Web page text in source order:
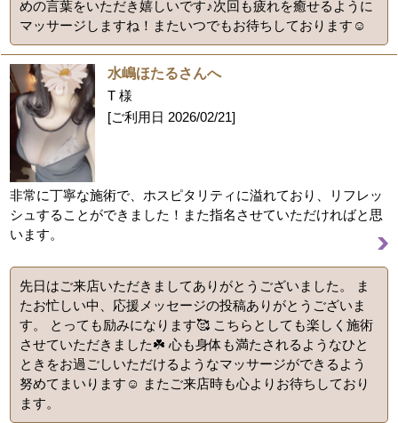
めの言葉をいただき嬉しいです♪次回も疲れを癒せるように
マッサージしますね！またいつでもお待ちしております☺️
水嶋ほたるさんへ
T 様
[ご利用日 2026/02/21]
非常に丁寧な施術で、ホスピタリティに溢れており、リフレッ
シュすることができました！また指名させていただければと思
います。
先日はご来店いただきましてありがとうございました。 ま
たお忙しい中、応援メッセージの投稿ありがとうございま
す。 とっても励みになります🥰 こちらとしても楽しく施術
させていただきました☘️ 心も身体も満たされるようなひと
ときをお過ごしいただけるようなマッサージができるよう
努めてまいります☺️ またご来店時も心よりお待ちしており
ます。